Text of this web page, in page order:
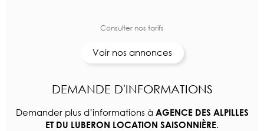
Consulter nos tarifs
Voir nos annonces
DEMANDE D'INFORMATIONS
Demander plus d’informations à AGENCE DES ALPILLES
ET DU LUBERON LOCATION SAISONNIÈRE.